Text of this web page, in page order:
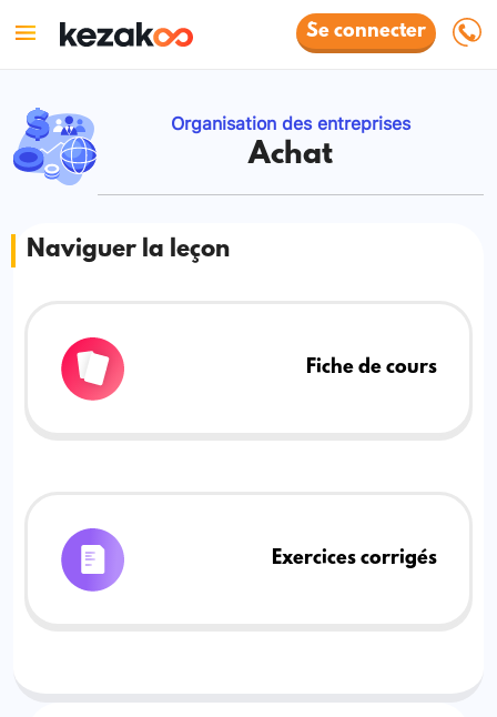
Se connecter
Organisation des entreprises
Achat
Naviguer la leçon
Fiche de cours
Exercices corrigés